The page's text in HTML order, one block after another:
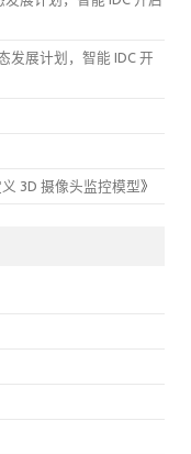
发展计划，智能 IDC 开
3D 摄像头监控模型》